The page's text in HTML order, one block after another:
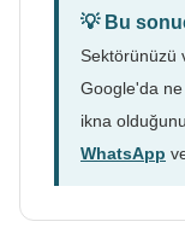
💡 Bu
Sektörünüzü
Google'da ne
ikna
WhatsApp